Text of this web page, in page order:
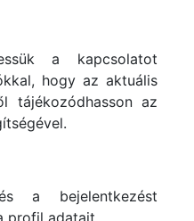
a kapcsolatot
hogy az aktuális
tájékozódhasson az
a bejelentkezést
profil adatait.